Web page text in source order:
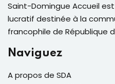
Saint-Domingue Accueil
lucratif destinée à la
francophile de République
Naviguez
A propos de SDA